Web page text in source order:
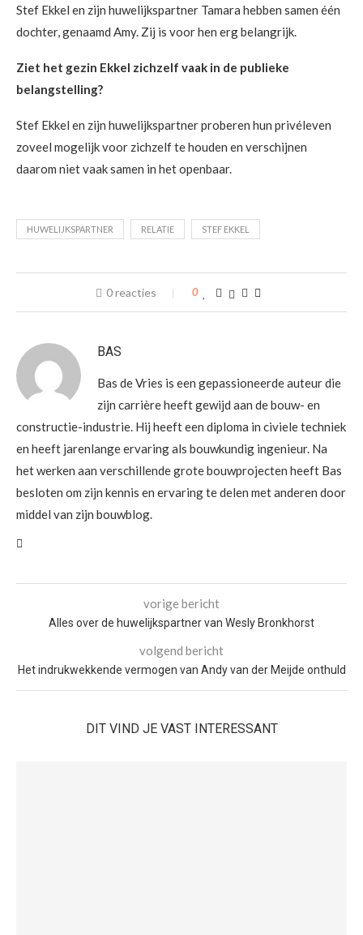
Stef Ekkel en zijn huwelijkspartner Tamara hebben samen één
dochter, genaamd Amy. Zij is voor hen erg belangrijk.
Ziet het gezin Ekkel zichzelf vaak in de publieke
belangstelling?
Stef Ekkel en zijn huwelijkspartner proberen hun privéleven
zoveel mogelijk voor zichzelf te houden en verschijnen
daarom niet vaak samen in het openbaar.
HUWELIJKSPARTNER RELATIE STEF EKKEL
0 reacties 0
BAS
Bas de Vries is een gepassioneerde auteur die
zijn carrière heeft gewijd aan de bouw- en
constructie-industrie. Hij heeft een diploma in civiele techniek
en heeft jarenlange ervaring als bouwkundig ingenieur. Na
het werken aan verschillende grote bouwprojecten heeft Bas
besloten om zijn kennis en ervaring te delen met anderen door
middel van zijn bouwblog.
vorige bericht
Alles over de huwelijkspartner van Wesly Bronkhorst
volgend bericht
Het indrukwekkende vermogen van Andy van der Meijde onthuld
DIT VIND JE VAST INTERESSANT